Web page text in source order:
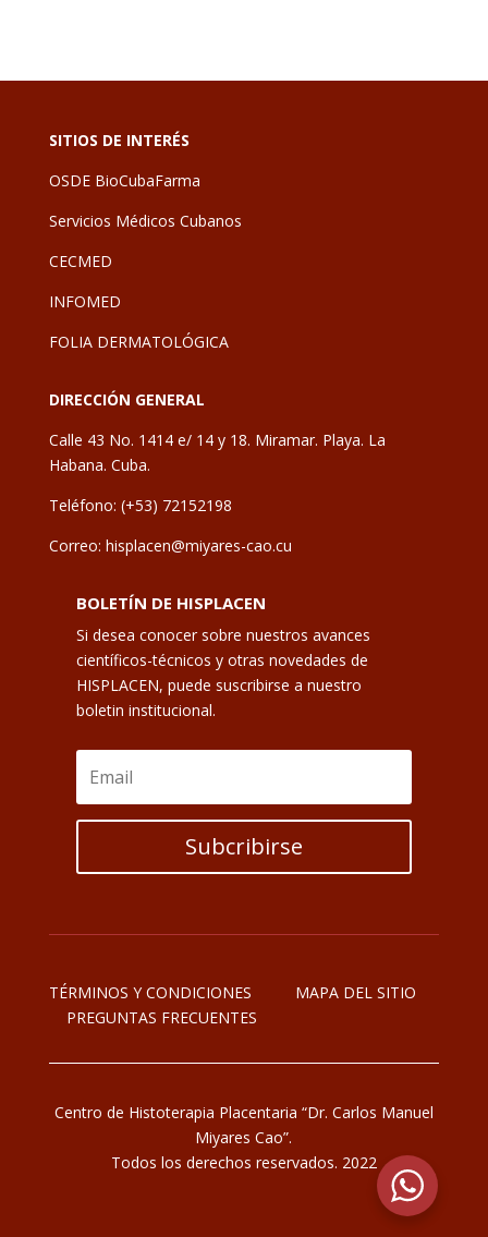
SITIOS DE INTERÉS
OSDE BioCubaFarma
Servicios Médicos Cubanos
CECMED
INFOMED
FOLIA DERMATOLÓGICA
DIRECCIÓN GENERAL
Calle 43 No. 1414 e/ 14 y 18. Miramar. Playa. La
Habana. Cuba.
Teléfono: (+53) 72152198
Correo: hisplacen@miyares-cao.cu
BOLETÍN DE HISPLACEN
Si desea conocer sobre nuestros avances
científicos-técnicos y otras novedades de
HISPLACEN, puede suscribirse a nuestro
boletin institucional.
Subcribirse
TÉRMINOS Y CONDICIONES
MAPA DEL SITIO
PREGUNTAS FRECUENTES
Centro de Histoterapia Placentaria “Dr. Carlos Manuel
Miyares Cao”.
Todos los derechos reservados. 2022